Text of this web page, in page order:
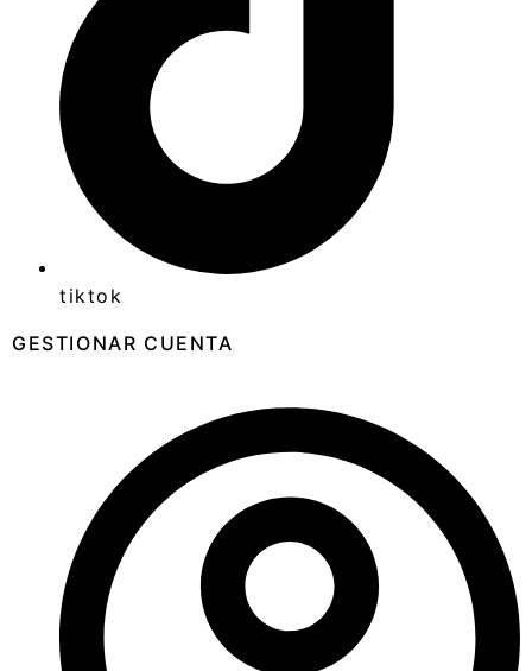
tiktok
GESTIONAR CUENTA